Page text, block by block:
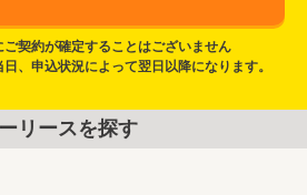
契約が確定することはございません
、申込状況によって翌日以降になります。
リースを探す